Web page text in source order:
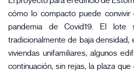
cómo lo compacto puede
pandemia de Covid19. El
tradicionalmente de baja densidad,
viviendas unifamiliares, algunos
continuación, sin rejas, la plaza